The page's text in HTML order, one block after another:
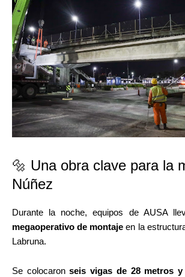
🔩 Una obra clave para la
Núñez
Durante la noche, equipos de AUSA
megaoperativo de montaje en la
Labruna.
Se colocaronseis vigas de 28 metros y